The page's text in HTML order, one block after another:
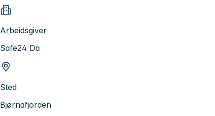
Arbeidsgiver
Safe24 Da
Sted
Bjørnafjorden